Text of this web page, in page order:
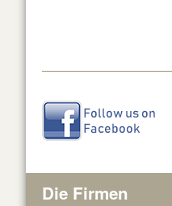
Die Firmen